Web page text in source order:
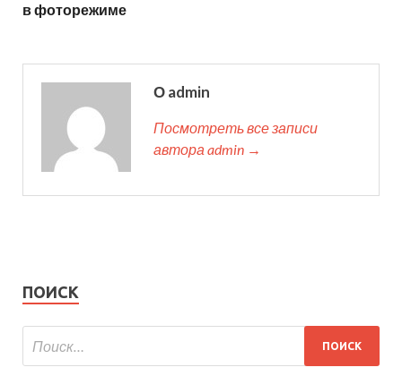
в фоторежиме
О admin
Посмотреть все записи
автора admin →
ПОИСК